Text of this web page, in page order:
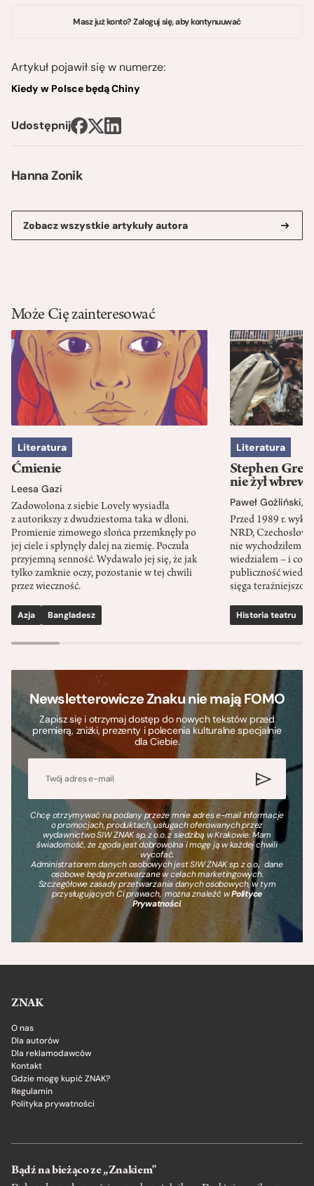
Hanna Zonik
Zobacz wszystkie artykuły autora
Masz już konto? Zaloguj się, aby kontynuuwać
Artykuł pojawił się w numerze:
Kiedy w Polsce będą Chiny
Udostępnij
Może Cię zainteresować
Literatura
Ćmienie
Leesa Gazi
Zadowolona z siebie Lovely wysiadła
z autorikszy z dwudziestoma taka w dłoni.
Promienie zimowego słońca przemknęły po
jej ciele i spłynęły dalej na ziemię. Poczuła
przyjemną senność. Wydawało jej się, że jak
tylko zamknie oczy, pozostanie w tej chwili
przez wieczność.
Azja Bangladesz
Literatura
Stephen
nie żył wbrew
Paweł Goźliński,
Przed 1989 r.
NRD,
nie wychodziłem
wiedziałem – i co
publiczność
sięga
Historia teatru
Newsletterowicze Znaku nie mają FOMO
Zapisz się i otrzymaj dostęp do nowych tekstów przed
premierą, zniżki, prezenty i polecenia kulturalne specjalnie
dla Ciebie.
Chcę otrzymywać na podany przeze mnie adres e-mail informacje
o promocjach, produktach, usługach oferowanych przez
wydawnictwo SIW ZNAK sp. z o.o. z siedzibą w Krakowie. Mam
świadomość, że zgoda jest dobrowolna i mogę ją w każdej chwili
wycofać.
Administratorem danych osobowych jest SIW ZNAK sp. z o.o., dane
osobowe będą przetwarzane w celach marketingowych.
Szczegółowe zasady przetwarzania danych osobowych, w tym
przysługujących Ci prawach, można znaleźć wPolityce
Prywatności.
ZNAK
O nas
Dla autorów
Dla reklamodawców
Kontakt
Gdzie mogę kupić ZNAK?
Regulamin
Polityka prywatności
Bądź na bieżąco ze „Znakiem”